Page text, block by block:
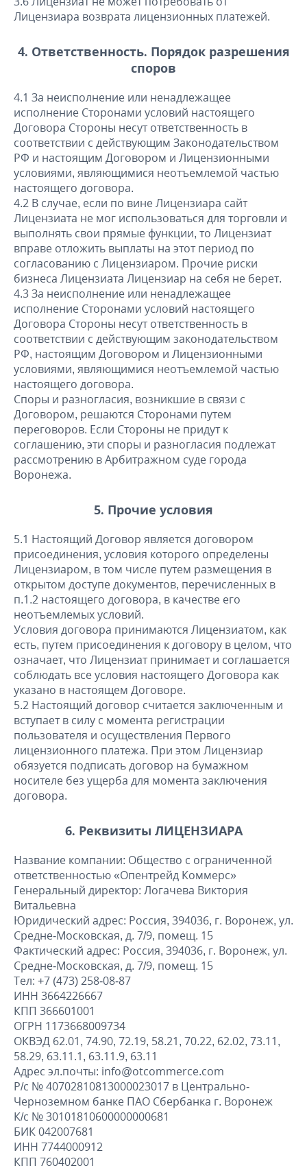
Лицензиара возврата лицензионных платежей.
4. Ответственность. Порядок разрешения
споров
4.1 За неисполнение или ненадлежащее
исполнение Сторонами условий настоящего
Договора Стороны несут ответственность в
соответствии с действующим Законодательством
РФ и настоящим Договором и Лицензионными
условиями, являющимися неотъемлемой частью
настоящего договора.
4.2 В случае, если по вине Лицензиара сайт
Лицензиата не мог использоваться для торговли и
выполнять свои прямые функции, то Лицензиат
вправе отложить выплаты на этот период по
согласованию с Лицензиаром. Прочие риски
бизнеса Лицензиата Лицензиар на себя не берет.
4.3 За неисполнение или ненадлежащее
исполнение Сторонами условий настоящего
Договора Стороны несут ответственность в
соответствии с действующим законодательством
РФ, настоящим Договором и Лицензионными
условиями, являющимися неотъемлемой частью
настоящего договора.
Споры и разногласия, возникшие в связи с
Договором, решаются Сторонами путем
переговоров. Если Стороны не придут к
соглашению, эти споры и разногласия подлежат
рассмотрению в Арбитражном суде города
Воронежа.
5. Прочие условия
5.1 Настоящий Договор является договором
присоединения, условия которого определены
Лицензиаром, в том числе путем размещения в
открытом доступе документов, перечисленных в
п.1.2 настоящего договора, в качестве его
неотъемлемых условий.
Условия договора принимаются Лицензиатом, как
есть, путем присоединения к договору в целом, что
означает, что Лицензиат принимает и соглашается
соблюдать все условия настоящего Договора как
указано в настоящем Договоре.
5.2 Настоящий договор считается заключенным и
вступает в силу с момента регистрации
пользователя и осуществления Первого
лицензионного платежа. При этом Лицензиар
обязуется подписать договор на бумажном
носителе без ущерба для момента заключения
договора.
6. Реквизиты ЛИЦЕНЗИАРА
Название компании: Общество с ограниченной
ответственностью «Опентрейд Коммерс»
Генеральный директор: Логачева Виктория
Витальевна
Юридический адрес: Россия, 394036, г. Воронеж, ул.
Средне-Московская, д. 7/9, помещ. 15
Фактический адрес: Россия, 394036, г. Воронеж, ул.
Средне-Московская, д. 7/9, помещ. 15
Тел: +7 (473) 258-08-87
ИНН 3664226667
КПП 366601001
ОГРН 1173668009734
ОКВЭД 62.01, 74.90, 72.19, 58.21, 70.22, 62.02, 73.11,
58.29, 63.11.1, 63.11.9, 63.11
Адрес эл.почты: info@otcommerce.com
Р/с № 40702810813000023017 в Центрально-
Черноземном банке ПАО Сбербанка г. Воронеж
К/с № 30101810600000000681
БИК 042007681
ИНН 7744000912
КПП 760402001